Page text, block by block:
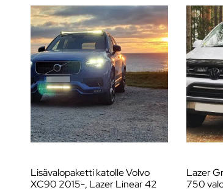
Lisävalopaketti katolle Volvo
XC90 2015-, Lazer Linear 42
Lazer
750